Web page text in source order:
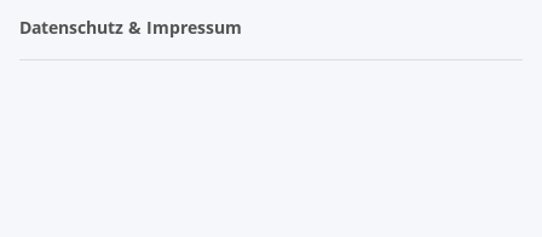
Datenschutz & Impressum